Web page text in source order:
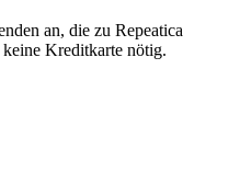
an, die zu Repeatica
keine Kreditkarte nötig.